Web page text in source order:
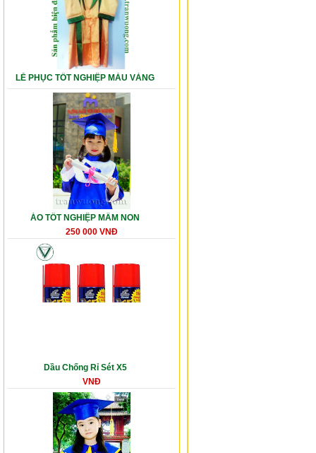
LỄ PHỤC TỐT NGHIỆP MÀU VÀNG
ÁO TỐT NGHIỆP MẦM NON
250 000 VNĐ
Dầu Chống Rỉ Sét X5
VNĐ